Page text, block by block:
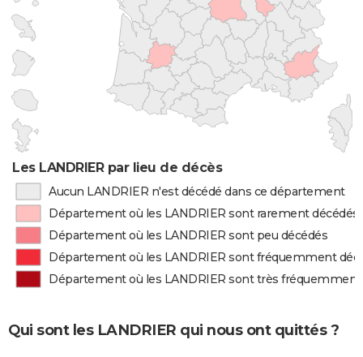
Les LANDRIER par lieu de décès
Aucun LANDRIER n'est décédé dans ce département
Département où les LANDRIER sont rarement décédés
Département où les LANDRIER sont peu décédés
Département où les LANDRIER sont fréquemment
Département où les LANDRIER sont très fréquemment
Qui sont les LANDRIER qui nous ont quittés ?